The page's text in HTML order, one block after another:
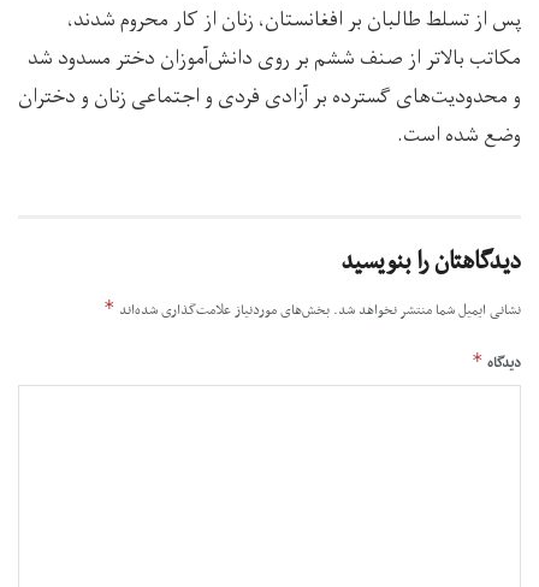
پس از تسلط طالبان بر افغانستان، زنان از کار محروم شدند،
مکاتب بالاتر از صنف ششم بر روی دانش‌آموزان دختر مسدود شد
و محدودیت‌های گسترده بر آزادی فردی و اجتماعی زنان و دختران
وضع شده ‌است.
دیدگاهتان را بنویسید
نشانی ایمیل شما منتشر نخواهد شد. بخش‌های موردنیاز علامت‌گذاری شده‌اند *
دیدگاه *